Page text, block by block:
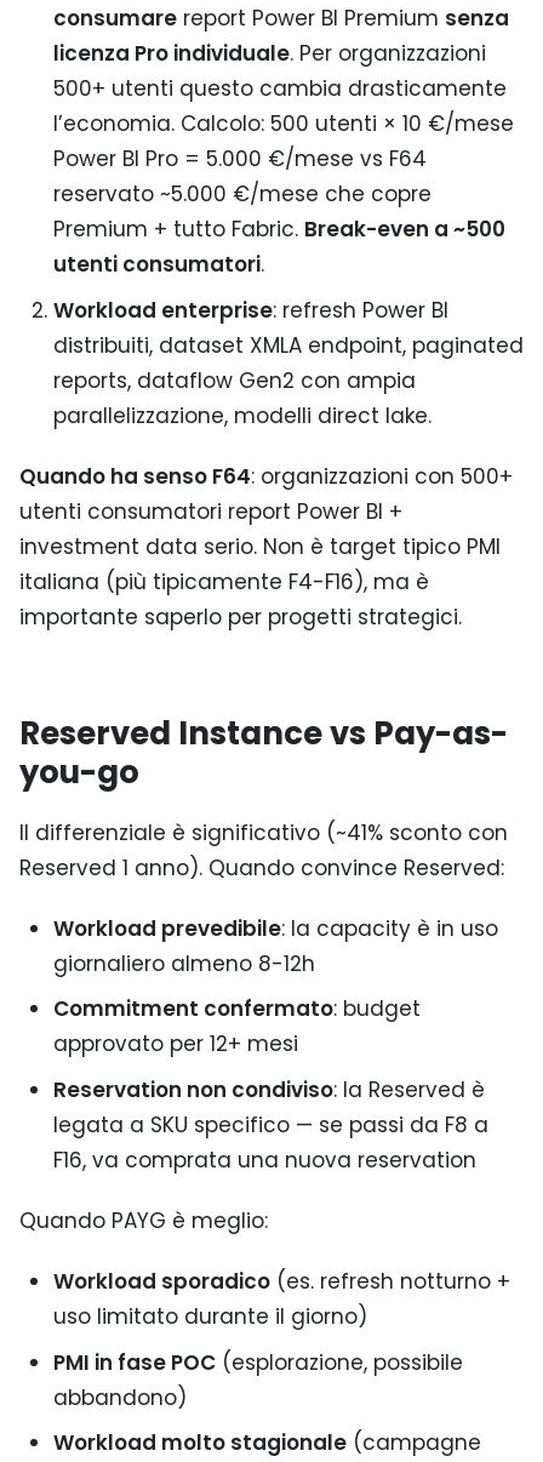
consumarereport Power BI Premium senza
licenza Pro individuale. Per organizzazioni
500+ utenti questo cambia drasticamente
l’economia. Calcolo: 500 utenti × 10 €/mese
Power BI Pro = 5.000 €/mese vs F64
reservato ~5.000 €/mese che copre
Premium + tutto Fabric. Break-even a ~500
utenti consumatori.
Workload enterprise: refresh Power BI
distribuiti, dataset XMLA endpoint, paginated
reports, dataflow Gen2 con ampia
parallelizzazione, modelli direct lake.
Quando ha senso F64: organizzazioni con 500+
utenti consumatori report Power BI +
investment data serio. Non è target tipico PMI
italiana (più tipicamente F4-F16), ma è
importante saperlo per progetti strategici.
Reserved Instance vs Pay-as-
you-go
Il differenziale è significativo (~41% sconto con
Reserved 1 anno). Quando convince Reserved:
Workload prevedibile: la capacity è in uso
giornaliero almeno 8-12h
Commitment confermato: budget
approvato per 12+ mesi
Reservation non condiviso: la Reserved è
legata a SKU specifico — se passi da F8 a
F16, va comprata una nuova reservation
Quando PAYG è meglio:
Workload sporadico(es. refresh notturno +
uso limitato durante il giorno)
PMI in fase POC(esplorazione, possibile
abbandono)
Workload molto stagionale(campagne